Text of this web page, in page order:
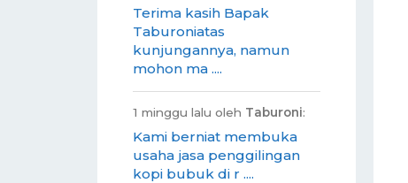
Terima kasih Bapak
Taburoniatas
kunjungannya, namun
mohon ma ....
1 minggu lalu oleh Taburoni:
Kami berniat membuka
usaha jasa penggilingan
kopi bubuk di r ....